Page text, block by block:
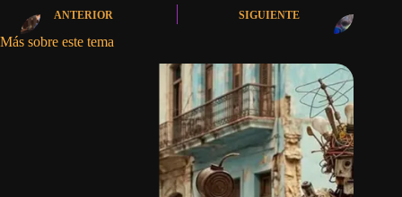
ANTERIOR SIGUIENTE
Más sobre este tema